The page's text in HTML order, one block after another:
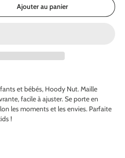
Ajouter au panier
et bébés, Hoody Nut. Maille
facile à ajuster. Se porte en
les moments et les envies. Parfaite
!